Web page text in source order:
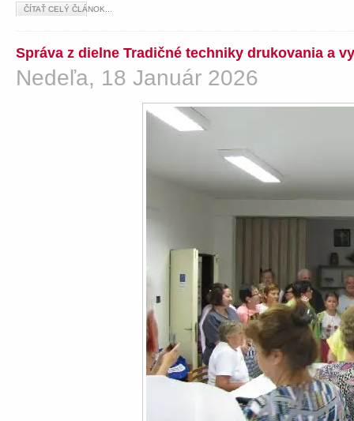
ČÍTAŤ CELÝ ČLÁNOK...
Správa z dielne Tradičné techniky drukovania a
Nedeľa, 18 Január 2026